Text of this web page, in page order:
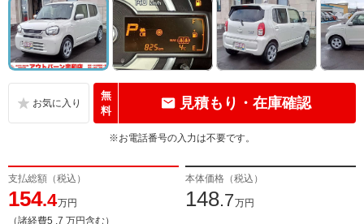
無
料
見積もり・在庫確認
※お電話番号の入力は不要です。
支払総額（税込）
154.4万円
（諸経費5 .7 万円含む）
本体価格（税込）
148.7万円